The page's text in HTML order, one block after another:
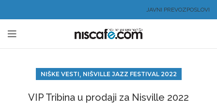
JAVNI PREVOZPOSLOVI
NIŠKE VESTI, NIŠVILLE JAZZ FESTIVAL 2022
VIP Tribina u prodaji za Nisville 2022